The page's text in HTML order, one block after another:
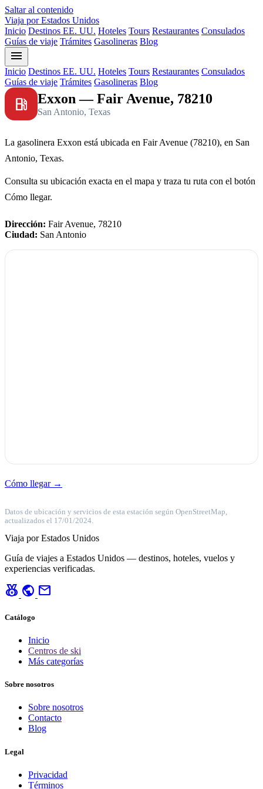
Saltar al contenido
Viaja por Estados Unidos
Inicio Destinos EE. UU. Hoteles Tours Restaurantes Consulados
Guías de viaje Trámites Gasolineras Blog
menu
Inicio Destinos EE. UU. Hoteles Tours Restaurantes Consulados
Guías de viaje Trámites Gasolineras Blog
local_gas_station Exxon — Fair Avenue, 78210
San Antonio, Texas
La gasolinera Exxon está ubicada en Fair Avenue (78210), en San
Antonio, Texas.
Consulta su ubicación exacta en el mapa y traza tu ruta con el botón
Cómo llegar.
Dirección: Fair Avenue, 78210
Ciudad: San Antonio
Cómo llegar →
Datos de ubicación y servicios de esta estación según OpenStreetMap,
actualizados el 17/01/2024.
Viaja por Estados Unidos
Guía de viajes a Estados Unidos — destinos, hoteles, vuelos y
experiencias verificadas.
social_leaderboard public mail
Catálogo
Inicio
Centros de ski
Más categorías
Sobre nosotros
Sobre nosotros
Contacto
Blog
Legal
Privacidad
Términos